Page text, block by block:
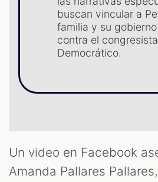
buscan vincular a
familia y su
contra el
Democrático.
Un video en Facebook
Amanda Pallares